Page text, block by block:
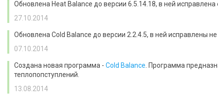
Обновлена Heat Balance до версии 6.5.14.18, в ней
27.10.2014
Обновлена Cold Balance до версии 2.2.4.5, в ней исправлены
07.10.2014
Создана новая программа - Cold Balance . Программа
теплопопступлений.
13.08.2014